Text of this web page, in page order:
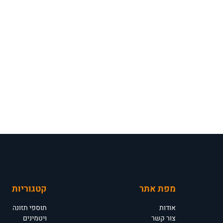
מפת אתר
אודות
צור קשר
קטגוריות
תוספי תזונה
ויטמינים